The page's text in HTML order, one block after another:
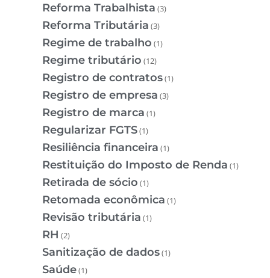
Reforma Trabalhista (3)
Reforma Tributária (3)
Regime de trabalho (1)
Regime tributário (12)
Registro de contratos(1)
Registro de empresa (3)
Registro de marca (1)
Regularizar FGTS(1)
Resiliência financeira (1)
Restituição do Imposto de Renda (1)
Retirada de sócio (1)
Retomada econômica (1)
Revisão tributária (1)
RH (2)
Sanitização de dados(1)
Saúde(1)